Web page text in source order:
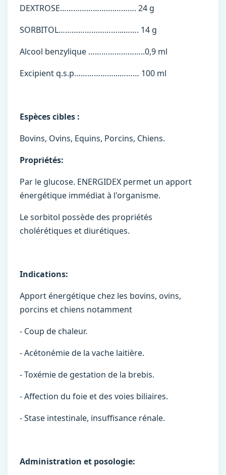
DEXTROSE…………………….………. 24 g
SORBITOL………………………...……. 14 g
Alcool benzylique ……………………..0,9 ml
Excipient q.s.p………………...……… 100 ml
Espèces cibles :
Bovins, Ovins, Equins, Porcins, Chiens.
Propriétés:
Par le glucose. ENERGIDEX permet un apport
énergétique immédiat à l'organisme.
Le sorbitol possède des propriétés
cholérétiques et diurétiques.
Indications:
Apport énergétique chez les bovins, ovins,
porcins et chiens notamment
- Coup de chaleur.
- Acétonémie de la vache laitière.
- Toxémie de gestation de la brebis.
- Affection du foie et des voies biliaires.
- Stase intestinale, insuffisance rénale.
Administration et posologie: